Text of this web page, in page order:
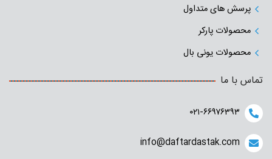
پرسش های متداول
محصولات پارکر
محصولات یونی بال
تماس با ما
۰۲۱-۶۶۹۷۶۳۹۳
info@daftardastak.com